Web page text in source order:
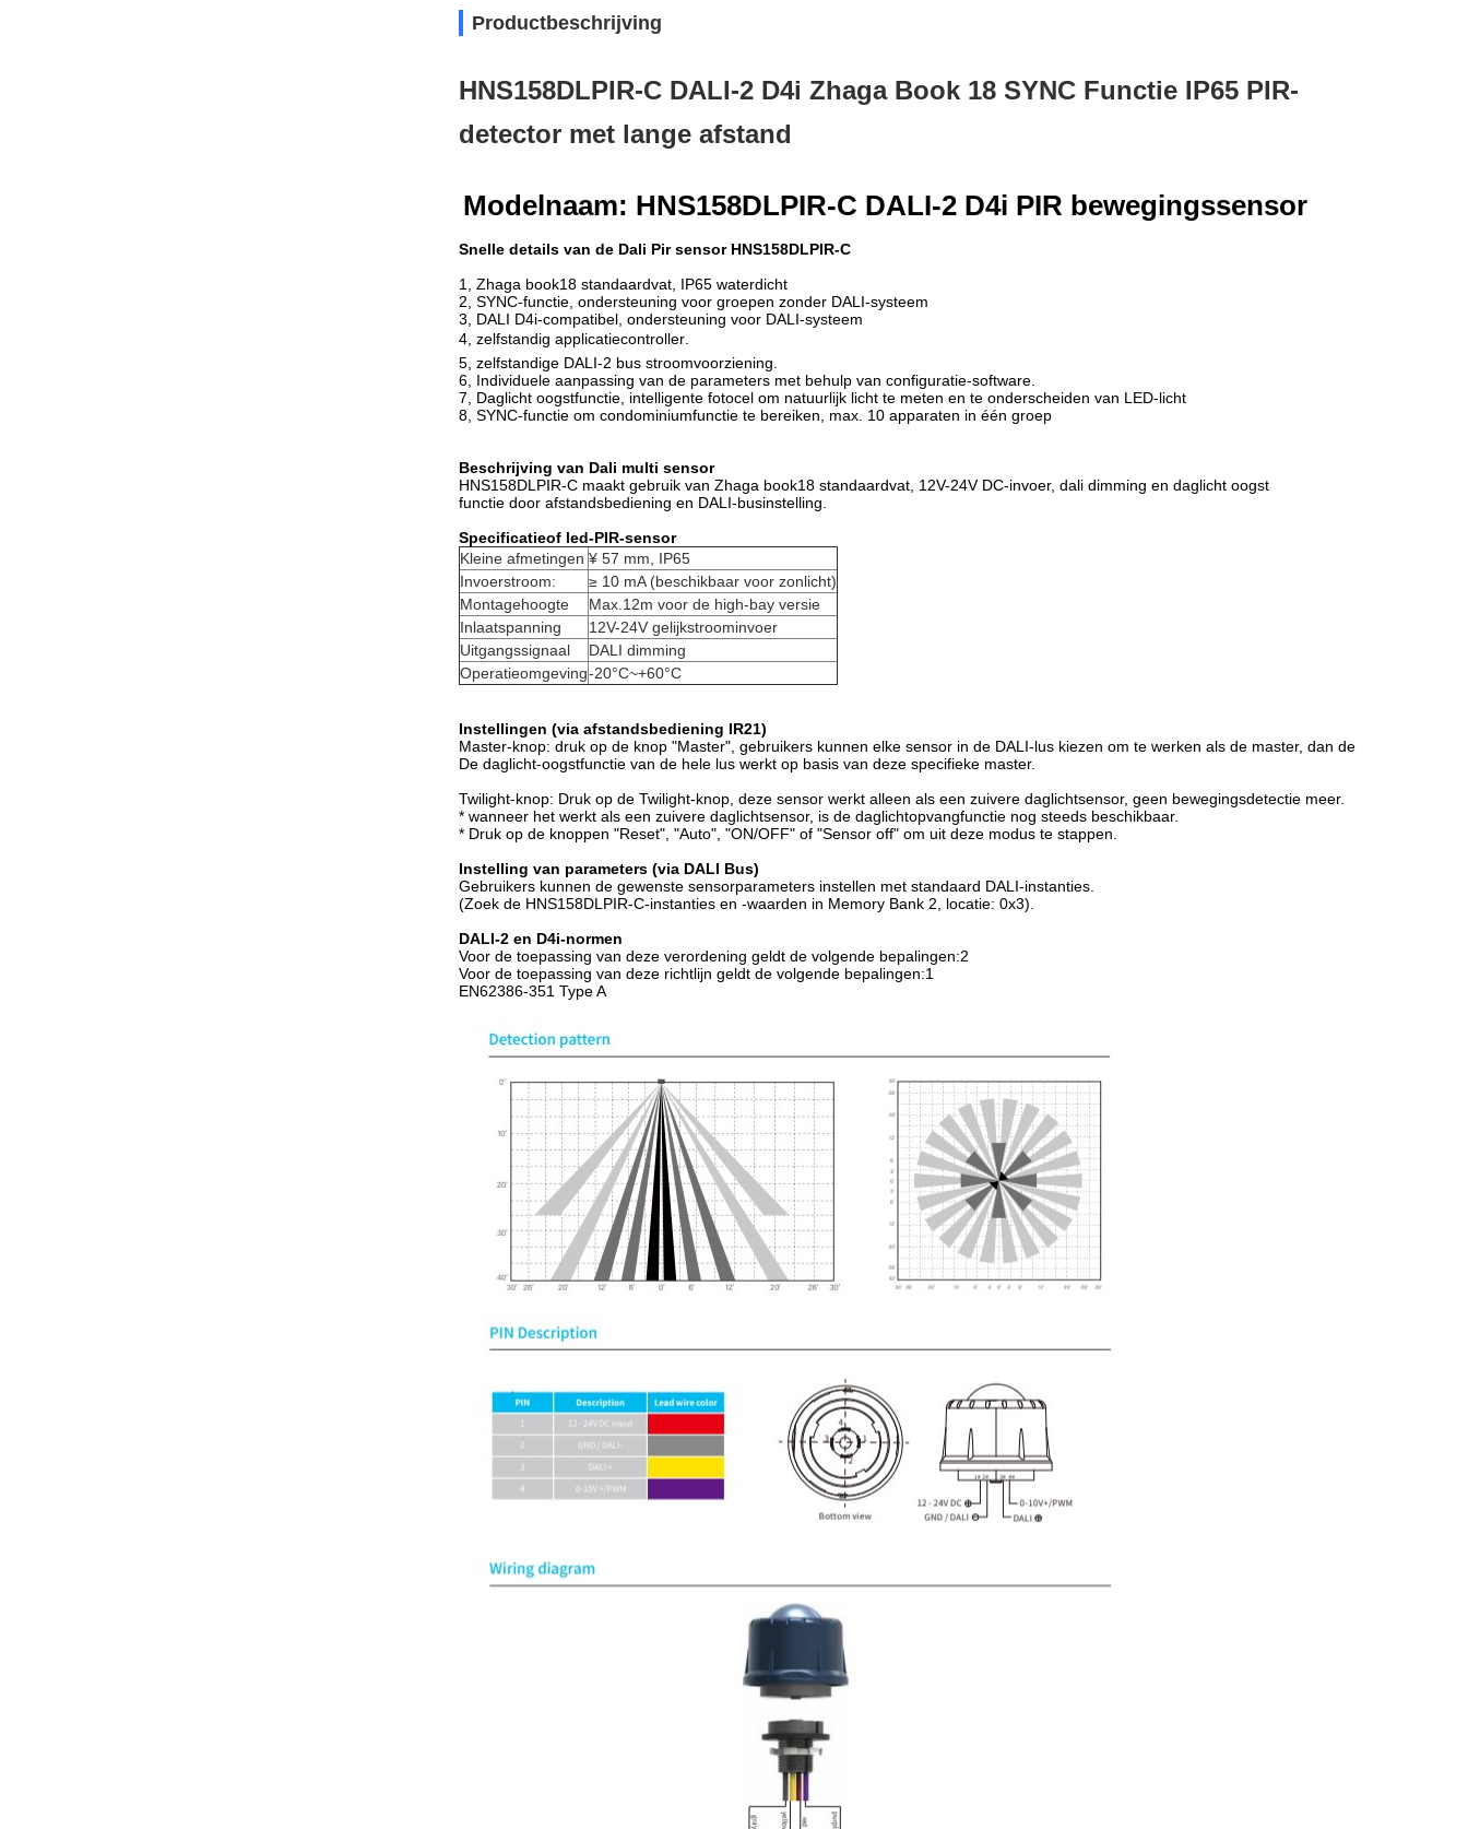
Productbeschrijving
HNS158DLPIR-C DALI-2 D4i Zhaga Book 18 SYNC Functie IP65 PIR-
detector met lange afstand
Modelnaam: HNS158DLPIR-C DALI-2 D4i PIR bewegingssensor
Snelle details van de Dali Pir sensor HNS158DLPIR-C
1, Zhaga book18 standaardvat, IP65 waterdicht
2, SYNC-functie, ondersteuning voor groepen zonder DALI-systeem
3, DALI D4i-compatibel, ondersteuning voor DALI-systeem
4, zelfstandig applicatiecontroller.
5, zelfstandige DALI-2 bus stroomvoorziening.
6, Individuele aanpassing van de parameters met behulp van configuratie-software.
7, Daglicht oogstfunctie, intelligente fotocel om natuurlijk licht te meten en te onderscheiden van LED-licht
8, SYNC-functie om condominiumfunctie te bereiken, max. 10 apparaten in één groep
Beschrijving van Dali multi sensor
HNS158DLPIR-C maakt gebruik van Zhaga book18 standaardvat, 12V-24V DC-invoer, dali dimming en daglicht oogst
functie door afstandsbediening en DALI-businstelling.
Specificatieof led-PIR-sensor
Kleine afmetingen ¥ 57 mm, IP65
Invoerstroom:
≥ 10 mA (beschikbaar voor zonlicht)
Montagehoogte
Max.12m voor de high-bay versie
Inlaatspanning
12V-24V gelijkstroominvoer
Uitgangssignaal
DALI dimming
Operatieomgeving-20°C~+60°C
Instellingen (via afstandsbediening IR21)
Master-knop: druk op de knop "Master", gebruikers kunnen elke sensor in de DALI-lus kiezen om te werken als de master, dan de
De daglicht-oogstfunctie van de hele lus werkt op basis van deze specifieke master.
Twilight-knop: Druk op de Twilight-knop, deze sensor werkt alleen als een zuivere daglichtsensor, geen bewegingsdetectie meer.
* wanneer het werkt als een zuivere daglichtsensor, is de daglichtopvangfunctie nog steeds beschikbaar.
* Druk op de knoppen "Reset", "Auto", "ON/OFF" of "Sensor off" om uit deze modus te stappen.
Instelling van parameters (via DALI Bus)
Gebruikers kunnen de gewenste sensorparameters instellen met standaard DALI-instanties.
(Zoek de HNS158DLPIR-C-instanties en -waarden in Memory Bank 2, locatie: 0x3).
DALI-2 en D4i-normen
Voor de toepassing van deze verordening geldt de volgende bepalingen:2
Voor de toepassing van deze richtlijn geldt de volgende bepalingen:1
EN62386-351 Type A